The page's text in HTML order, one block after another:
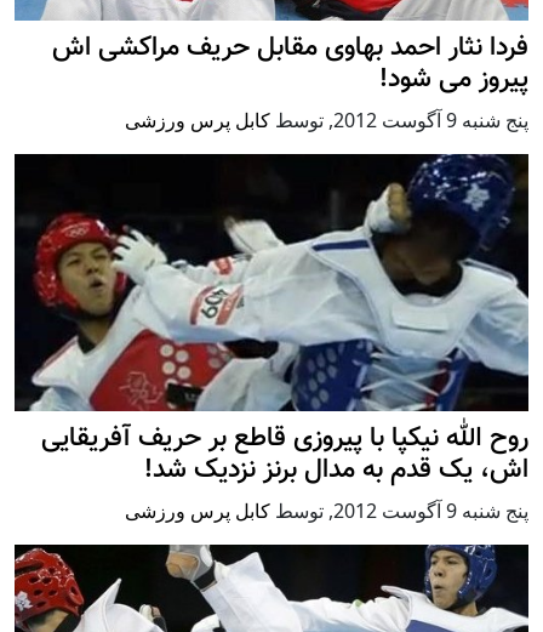
فردا نثار احمد بهاوی مقابل حریف مراکشی اش
پیروز می شود!
پنج شنبه 9 آگوست 2012 , توسط کابل پرس ورزشی
روح الله نیکپا با پیروزی قاطع بر حریف آفریقایی
اش، یک قدم به مدال برنز نزدیک شد!
پنج شنبه 9 آگوست 2012 , توسط کابل پرس ورزشی